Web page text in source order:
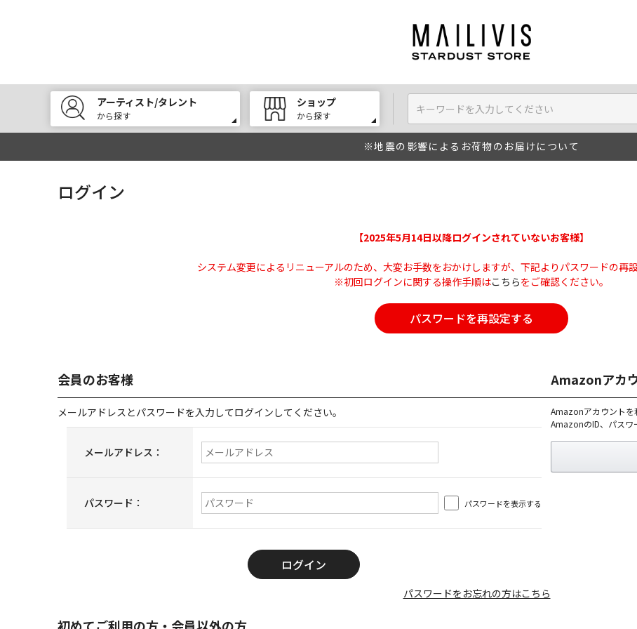
アーティスト/タレント
から探す
ショップ
から探す
※地震の影響によるお荷物のお届けについて
ログイン
【2025年5月14日以降ログインされていないお客様】
システム変更によるリニューアルのため、大変お手数をおかけしますが、下記よりパスワードの再
※初回ログインに関する操作手順はこちらをご確認ください。
パスワードを再設定する
会員のお客様
メールアドレスとパスワードを入力してログインしてください。
メールアドレス：
パスワード： パスワードを表示する
パスワードをお忘れの方はこちら
Amazonアカ
Amazonアカウントを
AmazonのID、パスワ